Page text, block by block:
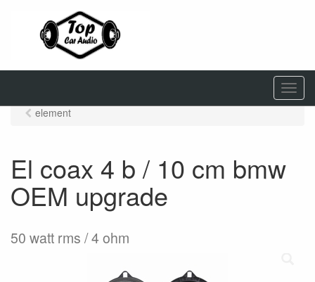
M
e
element
El coax 4 b / 10 cm bmw
OEM upgrade
50 watt rms / 4 ohm